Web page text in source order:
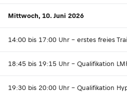
Mittwoch, 10. Juni 2026
14:00 bis 17:00 Uhr - erstes freies
18:45 bis 19:15 Uhr - Qualifikation
19:30 bis 20:00 Uhr - Qualifikation